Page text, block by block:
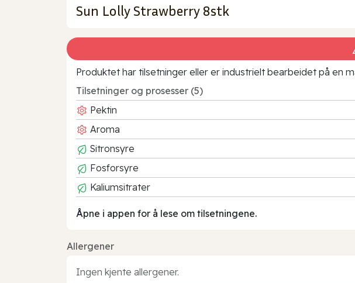
Sun Lolly Strawberry 8stk
Produktet har tilsetninger eller er industrielt bearbeidet på en
Tilsetninger og prosesser (5)
Pektin
Aroma
Sitronsyre
Fosforsyre
Kaliumsitrater
Åpne i appen for å lese om tilsetningene.
Allergener
Ingen kjente allergener.